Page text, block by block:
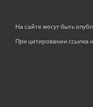
На сайте могут быть
При цитировании ссылка